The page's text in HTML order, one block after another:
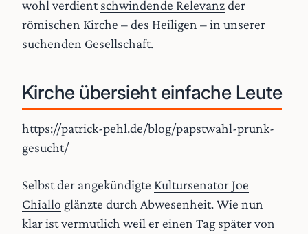
wohl verdientschwindende Relevanzder
römischen Kirche – des Heiligen – in unserer
suchenden Gesellschaft.
Kirche übersieht einfache Leute
https://patrick-pehl.de/blog/papstwahl-prunk-
gesucht/
Selbst der angekündigte Kultursenator Joe
Chiallo glänzte durch Abwesenheit. Wie nun
klar ist vermutlich weil er einen Tag später von